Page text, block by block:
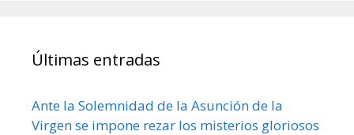
Últimas entradas
Ante la Solemnidad de la Asunción de la
Virgen se impone rezar los misterios gloriosos